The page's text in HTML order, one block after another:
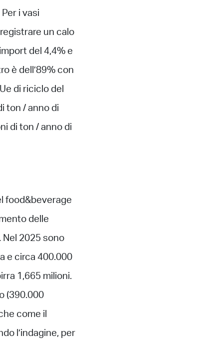
i vasi
un calo
del 4,4% e
è dell’89% con
di riciclo del
ton / anno di
di ton / anno di
food&beverage
delle
Nel 2025 sono
e circa 400.000
1,665 milioni.
(390.000
come il
l’indagine, per